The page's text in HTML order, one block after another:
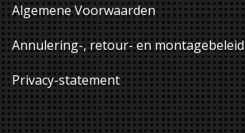
Algemene Voorwaarden
Annulering-, retour- en montagebeleid
Privacy-statement